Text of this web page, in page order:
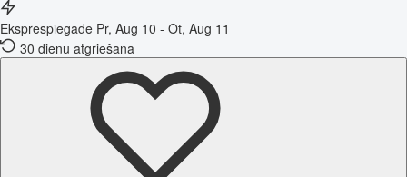
Eksprespiegāde Pr, Aug 10 - Ot, Aug 11
30 dienu atgriešana